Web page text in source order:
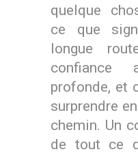
quelque
ce que
longue
confiance
profonde, et
surprendre
chemin. Un
de tout ce